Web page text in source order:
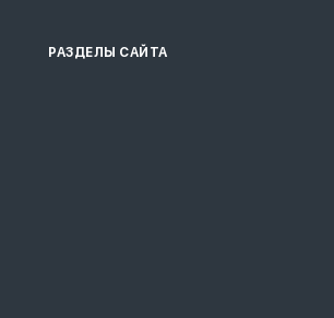
РАЗДЕЛЫ САЙТА